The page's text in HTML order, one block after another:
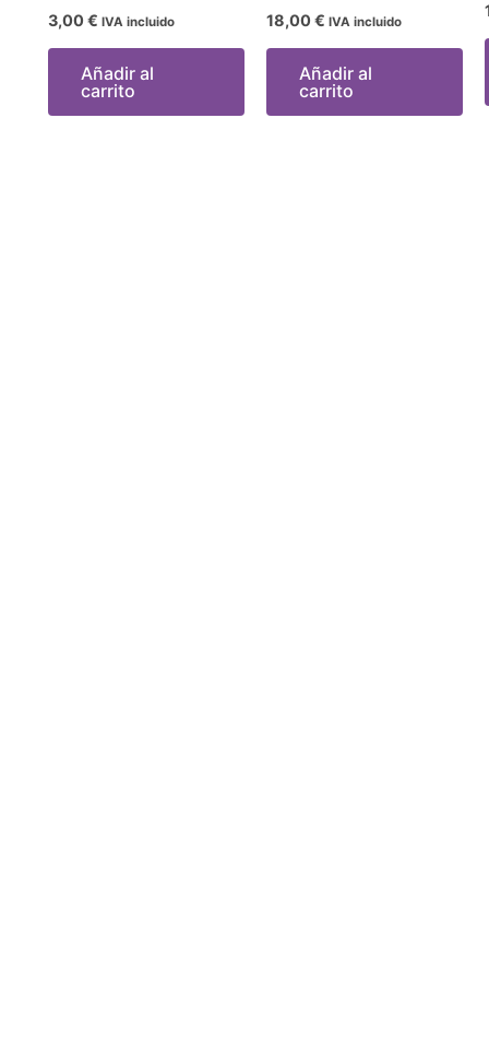
3,00 € IVA incluido
Añadir al
carrito
18,00 € IVA incluido
Añadir al
carrito